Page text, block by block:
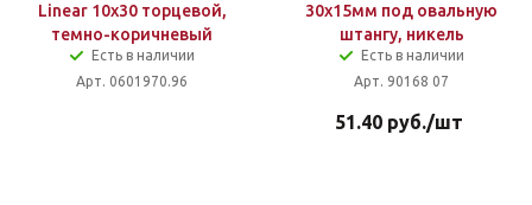
Linear 10х30 торцевой,
темно-коричневый
Есть в наличии
Арт. 0601970.96
30x15мм под овальную
штангу, никель
Есть в наличии
Арт. 90168 07
51.40 руб./шт